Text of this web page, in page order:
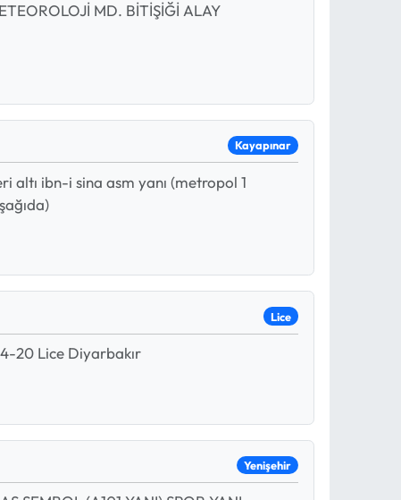
MD. BİTİŞİĞİ ALAY
Kayapınar
altı ibn-i sina asm yanı (metropol 1
Lice
20 Lice Diyarbakır
Yenişehir